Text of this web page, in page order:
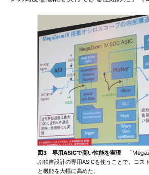
図3 専用ASICで高い性能を実現「
ぶ独自設計の専用ASICを使うことで、コス
と機能を大幅に高めた。